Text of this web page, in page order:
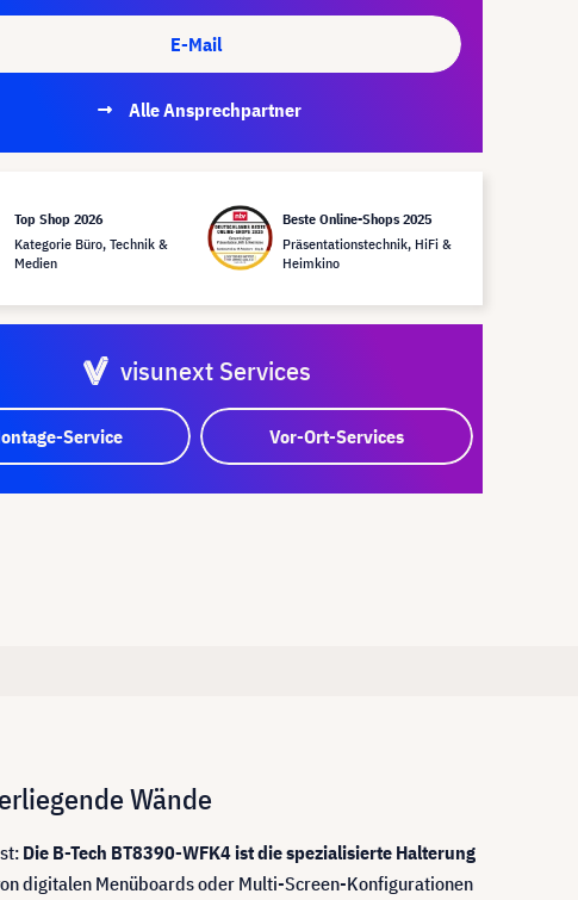
E-Mail
Alle Ansprechpartner
Top Shop 2026
Kategorie Büro, Technik &
Medien
Beste Online-Shops 2025
Präsentationstechnik, HiFi &
Heimkino
visunext Services
Service Vor-Ort-Services
Wände
Die B-Tech BT8390-WFK4 ist die spezialisierte Halterung
digitalen Menüboards oder Multi-Screen-Konfigurationen